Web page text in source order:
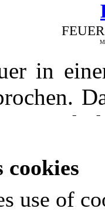
in
und
cookies
use of